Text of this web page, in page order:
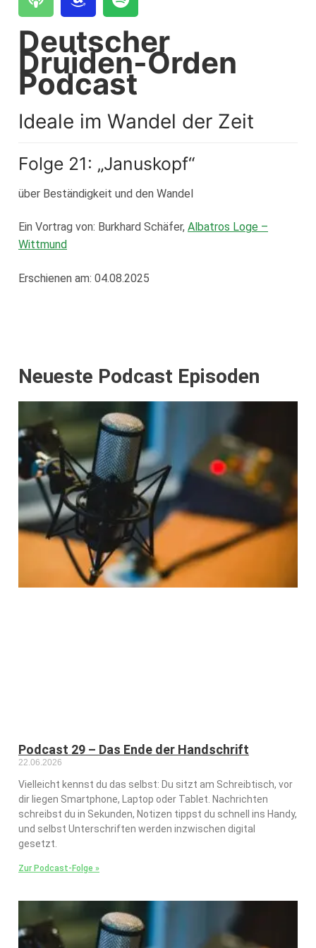
Loge Jade Veritas, Wilhelmshaven
Loge Peredur, Kassel
Loge Zur Bundestreue, Wolfenbüttel
Deutscher
Druiden-Orden
Podcast
Ideale im Wandel der Zeit
Folge 21: „Januskopf“
über Beständigkeit und den Wandel
Ein Vortrag von: Burkhard Schäfer, Albatros Loge –
Wittmund
Erschienen am: 04.08.2025
Neueste Podcast Episoden
Podcast 29 – Das Ende der Handschrift
22.06.2026
Vielleicht kennst du das selbst: Du sitzt am Schreibtisch, vor
dir liegen Smartphone, Laptop oder Tablet. Nachrichten
schreibst du in Sekunden, Notizen tippst du schnell ins Handy,
und selbst Unterschriften werden inzwischen digital
gesetzt.
Zur Podcast-Folge »